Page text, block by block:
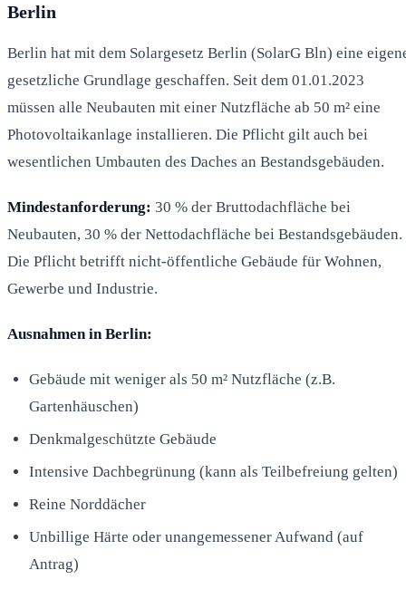
Berlin
Berlin hat mit dem Solargesetz Berlin (SolarG Bln) eine
gesetzliche Grundlage geschaffen. Seit dem 01.01.2023
müssen alle Neubauten mit einer Nutzfläche ab 50 m² eine
Photovoltaikanlage installieren. Die Pflicht gilt auch bei
wesentlichen Umbauten des Daches an Bestandsgebäuden.
Mindestanforderung: 30 % der Bruttodachfläche bei
Neubauten, 30 % der Nettodachfläche bei Bestandsgebäuden.
Die Pflicht betrifft nicht-öffentliche Gebäude für Wohnen,
Gewerbe und Industrie.
Ausnahmen in Berlin:
Gebäude mit weniger als 50 m² Nutzfläche (z.B.
Gartenhäuschen)
Denkmalgeschützte Gebäude
Intensive Dachbegrünung (kann als Teilbefreiung gelten)
Reine Norddächer
Unbillige Härte oder unangemessener Aufwand (auf
Antrag)